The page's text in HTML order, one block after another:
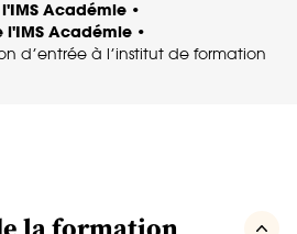
Académie •
l'IMS Académie •
d’entrée à l’institut de formation